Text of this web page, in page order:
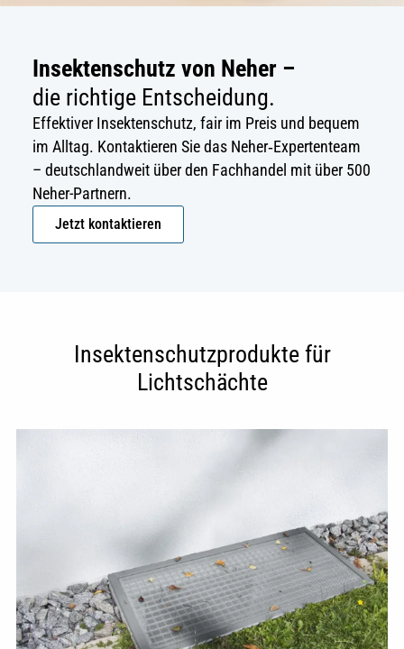
Insektenschutz von Neher –
die richtige Entscheidung.
Effektiver Insektenschutz, fair im Preis und bequem
im Alltag. Kontaktieren Sie das Neher‑Expertenteam
– deutschlandweit über den Fachhandel mit über 500
Neher-Partnern.
Jetzt kontaktieren
Insektenschutzprodukte für
Lichtschächte